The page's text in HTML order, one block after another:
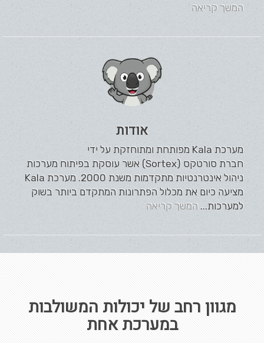
המשך קריאה
אודות
מערכת Kala מפותחת ומתוחזקת על ידי
חברת סורטקס (Sortex) אשר עוסקת בפיתוח מערכות
ניהול אינטרנטיות מתקדמות משנת 2000. מערכת Kala
מציעה כיום את מכלול הפתרונות המתקדם ביותר בשוק
למערכות... המשך קריאה
מגוון רחב של יכולות המשולבות
במערכת אחת